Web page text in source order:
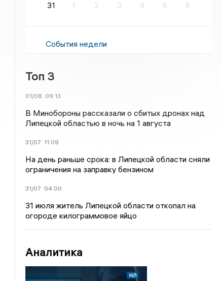
31
1 2 3 4 5 6
События недели
Топ 3
01/08 09:13
В Минобороны рассказали о сбитых дронах над
Липецкой областью в ночь на 1 августа
31/07 11:09
На день раньше срока: в Липецкой области сняли
ограничения на заправку бензином
31/07 04:00
31 июля житель Липецкой области откопал на
огороде килограммовое яйцо
Аналитика